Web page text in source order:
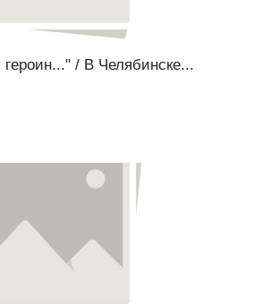
/ В Челябинске...